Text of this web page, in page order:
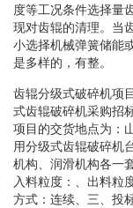
度等工况条件选择量
现对齿辊的清理。当
小选择机械弹簧储能
是多样的，有整。
齿辊分级式破碎机项
式齿辊破碎机采购招
项目的交货地点为：
用分级式齿辊破碎机
机构、润滑机构各一
入料粒度：、出料粒
方式：连续、三、投